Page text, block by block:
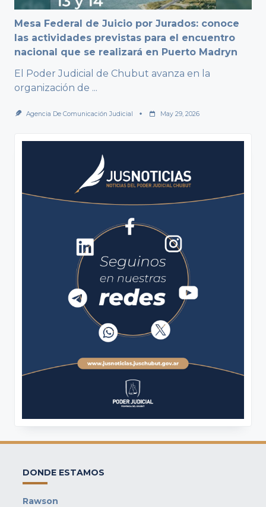
Mesa Federal de Juicio por Jurados: conoce
las actividades previstas para el encuentro
nacional que se realizará en Puerto Madryn
El Poder Judicial de Chubut avanza en la
organización de ...
Agencia De Comunicación Judicial May 29, 2026
DONDE ESTAMOS
Rawson